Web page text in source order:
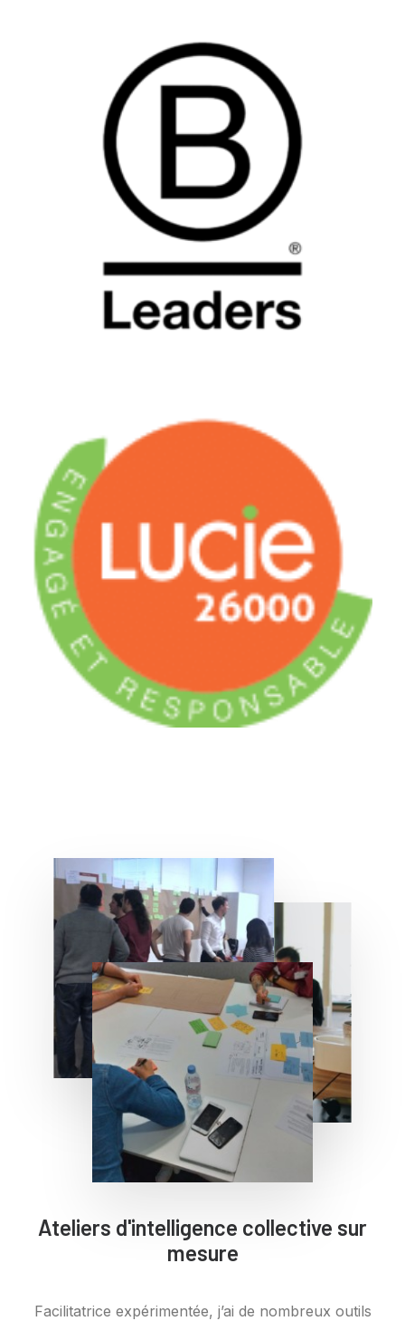
Ateliers d'intelligence collective sur
mesure
Facilitatrice expérimentée, j’ai de nombreux outils